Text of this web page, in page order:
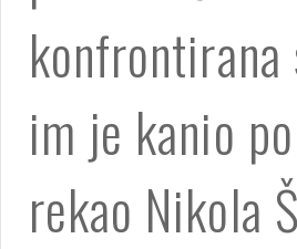
im je kanio
rekao Nikola